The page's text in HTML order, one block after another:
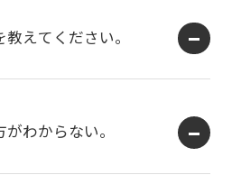
えてください。
わからない。